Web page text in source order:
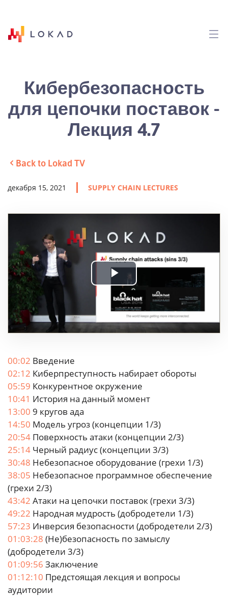
Кибербезопасность
для цепочки поставок -
Лекция 4.7
Back to Lokad TV
декабря 15, 2021 SUPPLY CHAIN LECTURES
Play
Video
00:02 Введение
02:12 Киберпреступность набирает обороты
05:59 Конкурентное окружение
10:41 История на данный момент
13:00 9 кругов ада
14:50 Модель угроз (концепции 1/3)
20:54 Поверхность атаки (концепции 2/3)
25:14 Черный радиус (концепции 3/3)
30:48 Небезопасное оборудование (грехи 1/3)
38:05 Небезопасное программное обеспечение
(грехи 2/3)
43:42 Атаки на цепочки поставок (грехи 3/3)
49:22 Народная мудрость (добродетели 1/3)
57:23 Инверсия безопасности (добродетели 2/3)
01:03:28 (Не)безопасность по замыслу
(добродетели 3/3)
01:09:56 Заключение
01:12:10 Предстоящая лекция и вопросы
аудитории